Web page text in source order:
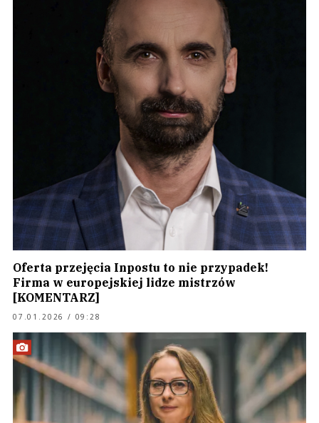
Oferta przejęcia Inpostu to nie przypadek!
Firma w europejskiej lidze mistrzów
[KOMENTARZ]
07.01.2026 / 09:28